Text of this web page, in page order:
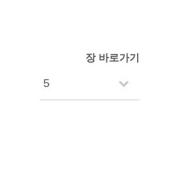
장 바로가기